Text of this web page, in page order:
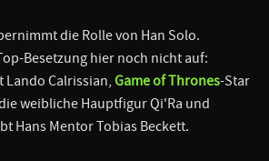
die Rolle von Han Solo.
Besetzung hier noch nicht auf:
Lando Calrissian, Game of Thrones-Star
weibliche Hauptfigur Qi'Ra und
Hans Mentor Tobias Beckett.